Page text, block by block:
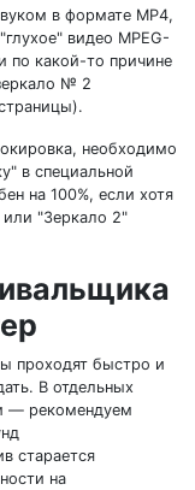
в формате MP4,
видео MPEG-
по какой-то причине
№ 2
необходимо
в специальной
на 100%, если хотя
или "Зеркало 2"
проходят быстро и
В отдельных
— рекомендуем
старается
на